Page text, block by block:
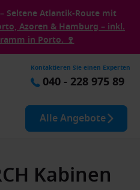
Seltene Atlantik-Route mit
Azoren & Hamburg – inkl.
in Porto. 🍷
Kontaktieren Sie einen Experten
040 - 228 975 89
Alle Angebote
Kabinen